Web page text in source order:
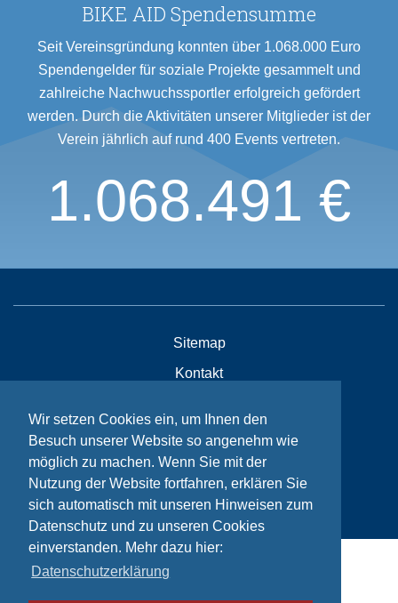
Wir setzen Cookies ein, um Ihnen den
Besuch unserer Website so angenehm wie
möglich zu machen. Wenn Sie mit der
Nutzung der Website fortfahren, erklären Sie
sich automatisch mit unseren Hinweisen zum
Datenschutz und zu unseren Cookies
einverstanden. Mehr dazu hier:
Datenschutzerklärung
BIKE AID Spendensumme
Seit Vereinsgründung konnten über 1.068.000 Euro
Spendengelder für soziale Projekte gesammelt und
zahlreiche Nachwuchssportler erfolgreich gefördert
werden. Durch die Aktivitäten unserer Mitglieder ist der
Verein jährlich auf rund 400 Events vertreten.
1.068.491 €
Sitemap
Kontakt
Datenschutzhinweise
© Bikeaid 2026